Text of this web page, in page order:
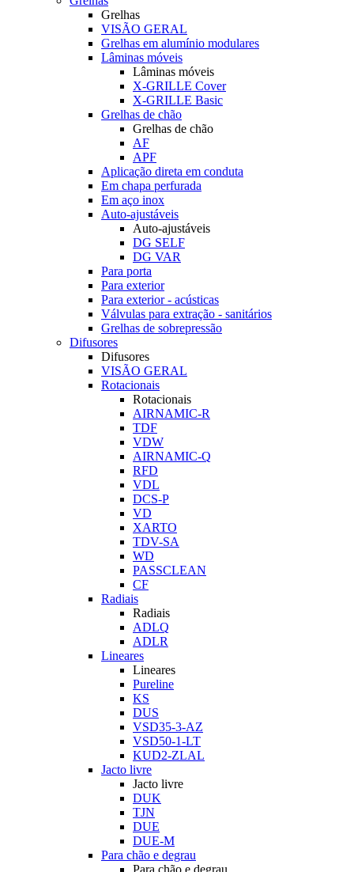
Grelhas
VISÃO GERAL
Grelhas em alumínio modulares
Lâminas móveis
Lâminas móveis
X-GRILLE Cover
X-GRILLE Basic
Grelhas de chão
Grelhas de chão
AF
APF
Aplicação direta em conduta
Em chapa perfurada
Em aço inox
Auto-ajustáveis
Auto-ajustáveis
DG SELF
DG VAR
Para porta
Para exterior
Para exterior - acústicas
Válvulas para extração - sanitários
Grelhas de sobrepressão
Difusores
Difusores
VISÃO GERAL
Rotacionais
Rotacionais
AIRNAMIC-R
TDF
VDW
AIRNAMIC-Q
RFD
VDL
DCS-P
VD
XARTO
TDV-SA
WD
PASSCLEAN
CF
Radiais
Radiais
ADLQ
ADLR
Lineares
Lineares
Pureline
KS
DUS
VSD35-3-AZ
VSD50-1-LT
KUD2-ZLAL
Jacto livre
Jacto livre
DUK
TJN
DUE
DUE-M
Para chão e degrau
Para chão e degrau